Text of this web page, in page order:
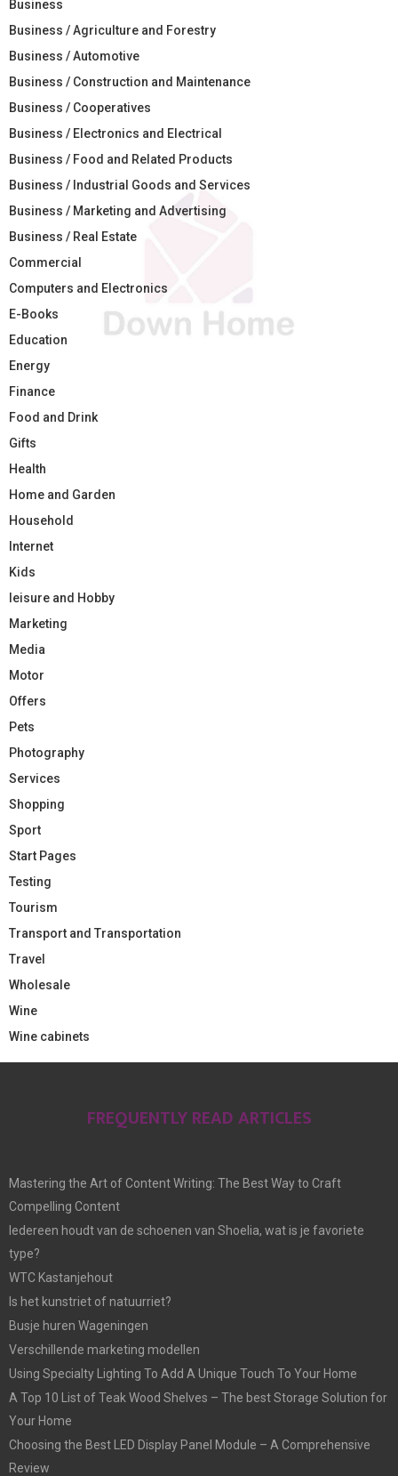
Business
Business / Agriculture and Forestry
Business / Automotive
Business / Construction and Maintenance
Business / Cooperatives
Business / Electronics and Electrical
Business / Food and Related Products
Business / Industrial Goods and Services
Business / Marketing and Advertising
Business / Real Estate
Commercial
Computers and Electronics
E-Books
Education
Energy
Finance
Food and Drink
Gifts
Health
Home and Garden
Household
Internet
Kids
leisure and Hobby
Marketing
Media
Motor
Offers
Pets
Photography
Services
Shopping
Sport
Start Pages
Testing
Tourism
Transport and Transportation
Travel
Wholesale
Wine
Wine cabinets
FREQUENTLY READ ARTICLES
Mastering the Art of Content Writing: The Best Way to Craft
Compelling Content
Iedereen houdt van de schoenen van Shoelia, wat is je favoriete
type?
WTC Kastanjehout
Is het kunstriet of natuurriet?
Busje huren Wageningen
Verschillende marketing modellen
Using Specialty Lighting To Add A Unique Touch To Your Home
A Top 10 List of Teak Wood Shelves – The best Storage Solution for
Your Home
Choosing the Best LED Display Panel Module – A Comprehensive
Review